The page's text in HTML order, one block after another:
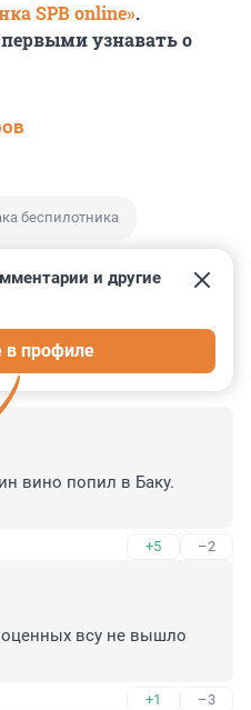
SPB online».
узнавать о
беспилотника
и другие
в профиле
вино попил в Баку.
+5 –2
всу не вышло
+1 –3